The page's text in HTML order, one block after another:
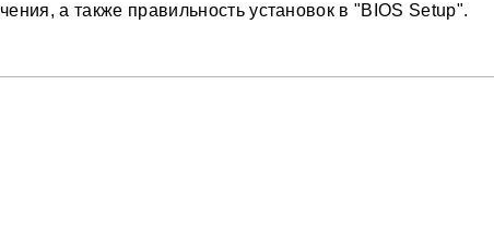
а также правильность установок в "BIOS Setup".